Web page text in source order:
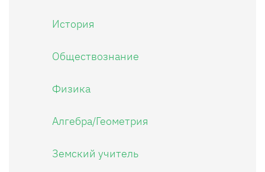
История
Обществознание
Физика
Алгебра/Геометрия
Земский учитель